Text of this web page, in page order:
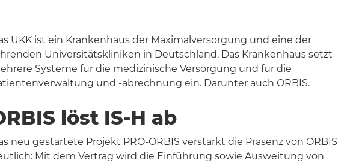
UKK ist ein Krankenhaus der Maximalversorgung und eine der
Universitätskliniken in Deutschland. Das Krankenhaus setzt
Systeme für die medizinische Versorgung und für die
und -abrechnung ein. Darunter auch ORBIS.
löst IS-H ab
neu gestartete Projekt PRO-ORBIS verstärkt die Präsenz von ORBIS
Mit dem Vertrag wird die Einführung sowie Ausweitung von